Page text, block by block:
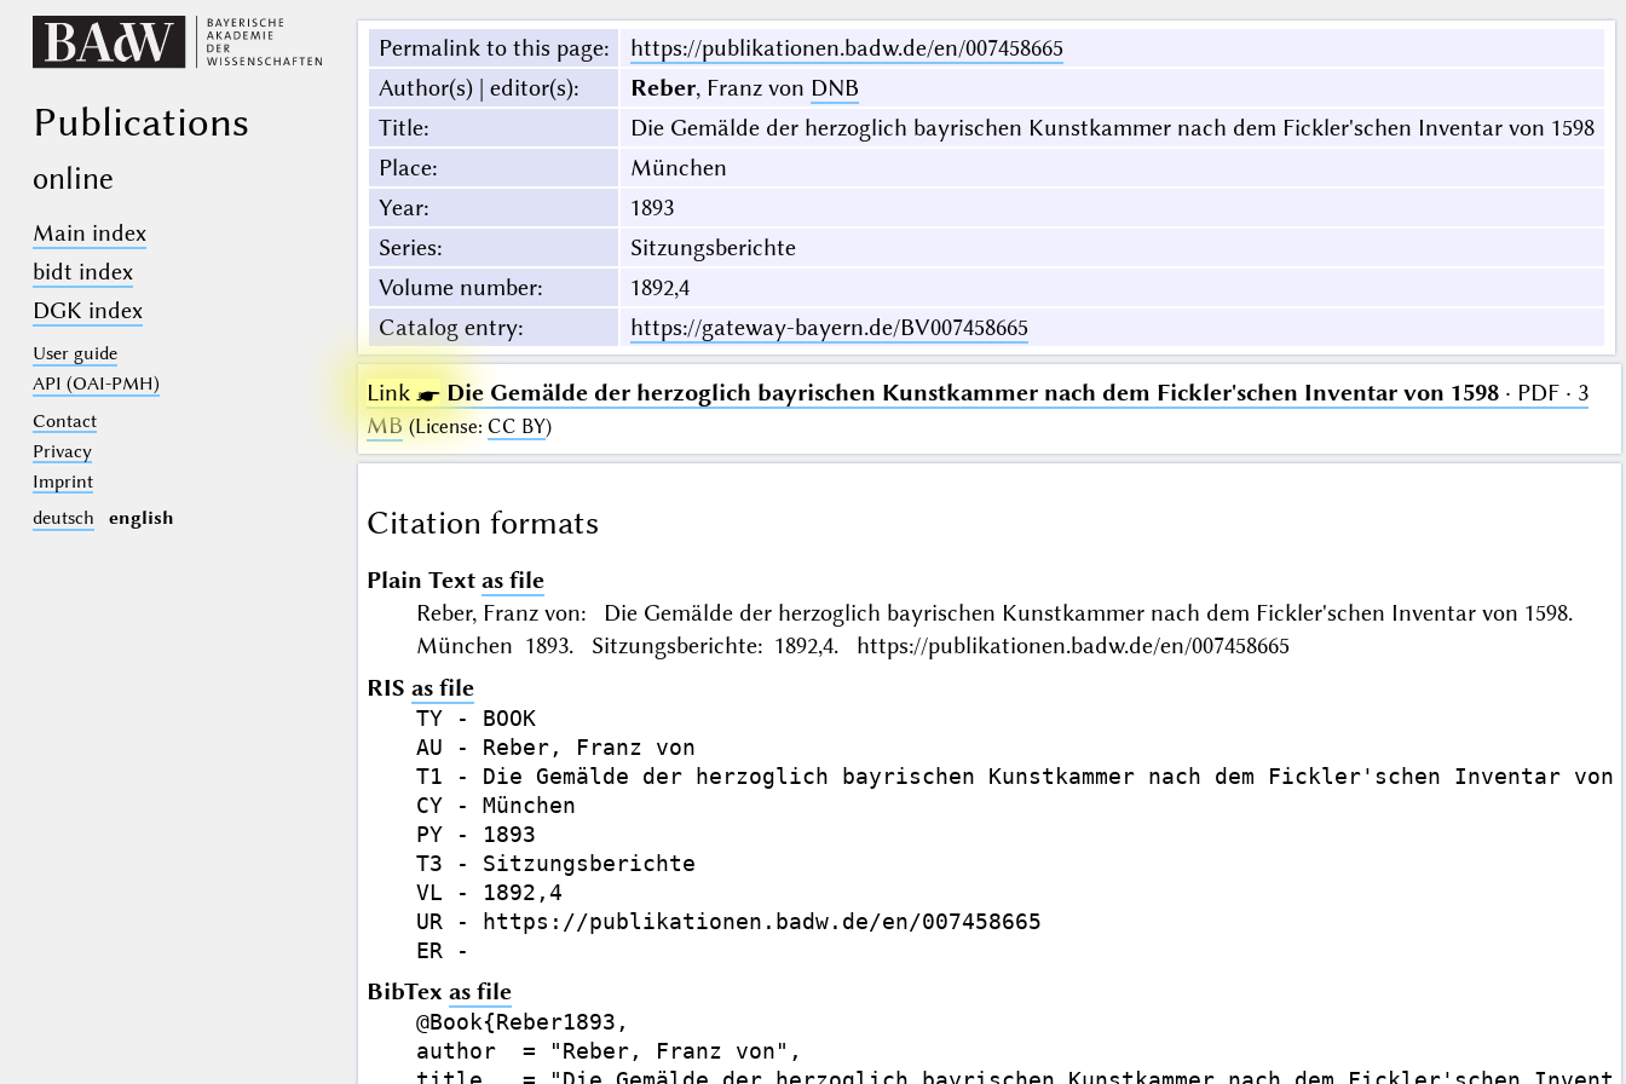
Publications
online
Main index
bidt index
DGK index
User guide
API (OAI-PMH)
Contact
Privacy
Imprint
deutsch
english
Permalink to this page:
https://publikationen.badw.de/en/007458665
Author(s) | editor(s): Reber, Franz von DNB
Title:
Die Gemälde der herzoglich bayrischen Kunstkammer nach dem Fickler'schen Inventar von 1598
Place:
München
Year:
1893
Series:
Sitzungsberichte
Volume number:
1892,4
Catalog entry: https://gateway-bayern.de/BV007458665
Link ☛ Die Gemälde der herzoglich bayrischen Kunstkammer nach dem Fickler'schen Inventar von 1598· PDF · 3
MB (License: CC BY)
Citation formats
Plain Text as file
Reber, Franz von: Die Gemälde der herzoglich bayrischen Kunstkammer nach dem Fickler'schen Inventar von 1598.
München 1893. Sitzungsberichte: 1892,4. https://publikationen.badw.de/en/007458665
RIS as file
TY - BOOK
AU - Reber, Franz von
T1 - Die Gemälde der herzoglich bayrischen Kunstkammer nach dem Fickler'schen Inventar von
CY - München
PY - 1893
T3 - Sitzungsberichte
VL - 1892,4
UR - https://publikationen.badw.de/en/007458665
BibTex as file
@Book{Reber1893,
author  = "Reber, Franz von",